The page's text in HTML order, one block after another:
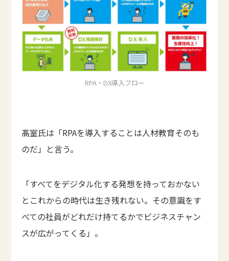
RPA・DX導入フロー
髙室氏は「RPAを導入することは人材教育そのも
のだ」と言う。
「すべてをデジタル化する発想を持っておかない
とこれからの時代は生き残れない。その意識をす
べての社員がどれだけ持てるかでビジネスチャン
スが広がってくる」。